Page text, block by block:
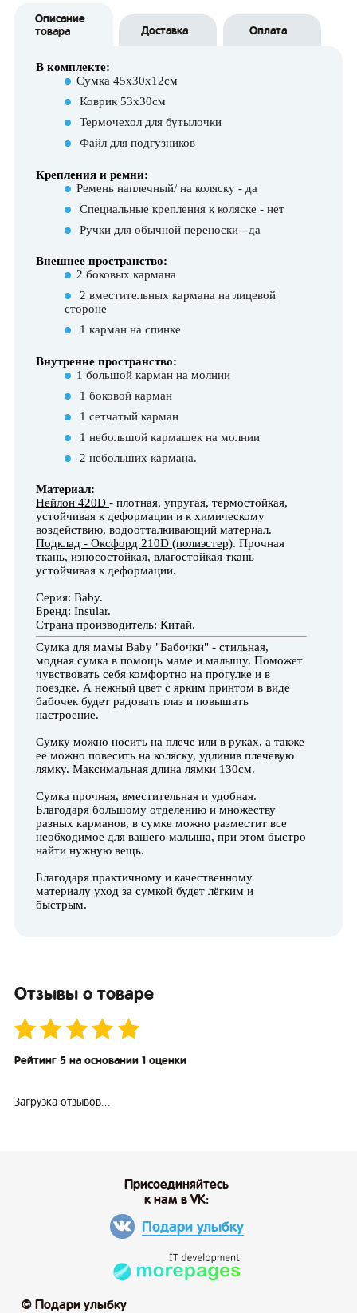
Описание
товара
Доставка Оплата
В комплекте:
Сумка 45х30х12см
Коврик 53х30см
Термочехол для бутылочки
Файл для подгузников
Крепления и ремни:
Ремень наплечный/ на коляску - да
Специальные крепления к коляске - нет
Ручки для обычной переноски - да
Внешнее пространство:
2 боковых кармана
2 вместительных кармана на лицевой
стороне
1 карман на спинке
Внутренне пространство:
1 большой карман на молнии
1 боковой карман
1 сетчатый карман
1 небольшой кармашек на молнии
2 небольших кармана.
Материал:
Нейлон 420D - плотная, упругая, термостойкая,
устойчивая к деформации и к химическому
воздействию, водоотталкивающий материал.
Подклад - Оксфорд 210D (полиэстер). Прочная
ткань, износостойкая, влагостойкая ткань
устойчивая к деформации.
Серия: Baby.
Бренд: Insular.
Страна производитель: Китай.
Сумка для мамы Baby "Бабочки" - стильная,
модная сумка в помощь маме и малышу. Поможет
чувствовать себя комфортно на прогулке и в
поездке. А нежный цвет с ярким принтом в виде
бабочек будет радовать глаз и повышать
настроение.
Сумку можно носить на плече или в руках, а также
ее можно повесить на коляску, удлинив плечевую
лямку. Максимальная длина лямки 130см.
Сумка прочная, вместительная и удобная.
Благодаря большому отделению и множеству
разных карманов, в сумке можно разместит все
необходимое для вашего малыша, при этом быстро
найти нужную вещь.
Благодаря практичному и качественному
материалу уход за сумкой будет лёгким и
быстрым.
Отзывы о товаре
Рейтинг 5 на основании 1 оценки
Загрузка отзывов...
© Подари улыбку
Присоединяйтесь
к нам в VK:
Подари улыбку